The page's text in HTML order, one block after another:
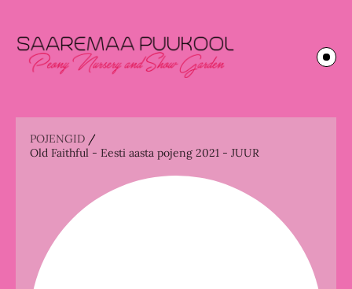
POJENGID /
Old Faithful - Eesti aasta pojeng 2021 - JUUR